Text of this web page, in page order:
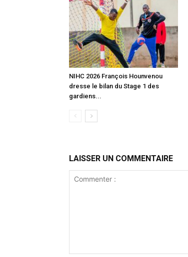
‎NIHC 2026 François Hounvenou
dresse le bilan du Stage 1 des
gardiens...
LAISSER UN COMMENTAIRE